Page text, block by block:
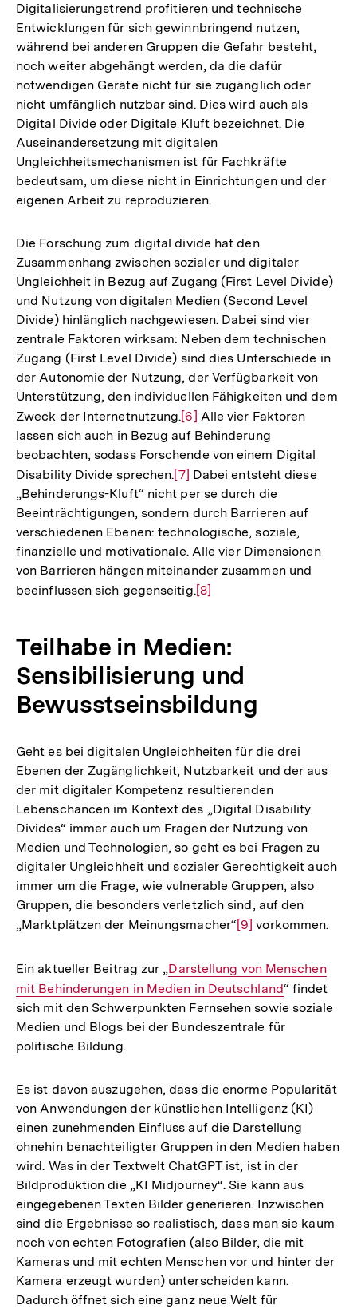
Digitalisierungstrend profitieren und technische
Entwicklungen für sich gewinnbringend nutzen,
während bei anderen Gruppen die Gefahr besteht,
noch weiter abgehängt werden, da die dafür
notwendigen Geräte nicht für sie zugänglich oder
nicht umfänglich nutzbar sind. Dies wird auch als
Digital Divide oder Digitale Kluft bezeichnet. Die
Auseinandersetzung mit digitalen
Ungleichheitsmechanismen ist für Fachkräfte
bedeutsam, um diese nicht in Einrichtungen und der
eigenen Arbeit zu reproduzieren.
Die Forschung zum digital divide hat den
Zusammenhang zwischen sozialer und digitaler
Ungleichheit in Bezug auf Zugang (First Level Divide)
und Nutzung von digitalen Medien (Second Level
Divide) hinlänglich nachgewiesen. Dabei sind vier
zentrale Faktoren wirksam: Neben dem technischen
Zugang (First Level Divide) sind dies Unterschiede in
der Autonomie der Nutzung, der Verfügbarkeit von
Unterstützung, den individuellen Fähigkeiten und dem
Zweck der Internetnutzung.Zur
Auflösung
der
Fußnote
[6] Alle vier Faktoren
lassen sich auch in Bezug auf Behinderung
beobachten, sodass Forschende von einem Digital
Disability Divide sprechen.Zur
Auflösung
der
Fußnote
[7] Dabei entsteht diese
„Behinderungs-Kluft“ nicht per se durch die
Beeinträchtigungen, sondern durch Barrieren auf
verschiedenen Ebenen: technologische, soziale,
finanzielle und motivationale. Alle vier Dimensionen
von Barrieren hängen miteinander zusammen und
beeinflussen sich gegenseitig.Zur
Fußnote
[8]
Teilhabe in Medien:
Sensibilisierung und
Bewusstseinsbildung
Geht es bei digitalen Ungleichheiten für die drei
Ebenen der Zugänglichkeit, Nutzbarkeit und der aus
der mit digitaler Kompetenz resultierenden
Lebenschancen im Kontext des „Digital Disability
Divides“ immer auch um Fragen der Nutzung von
Medien und Technologien, so geht es bei Fragen zu
digitaler Ungleichheit und sozialer Gerechtigkeit auch
immer um die Frage, wie vulnerable Gruppen, also
Gruppen, die besonders verletzlich sind, auf den
„Marktplätzen der Meinungsmacher“Zur
der
Fußnote
[9] vorkommen.
Ein aktueller Beitrag zur „Interner
Link:
Darstellung von Menschen
mit Behinderungen in Medien in Deutschland“ findet
sich mit den Schwerpunkten Fernsehen sowie soziale
Medien und Blogs bei der Bundeszentrale für
politische Bildung.
Es ist davon auszugehen, dass die enorme Popularität
von Anwendungen der künstlichen Intelligenz (KI)
einen zunehmenden Einfluss auf die Darstellung
ohnehin benachteiligter Gruppen in den Medien haben
wird. Was in der Textwelt ChatGPT ist, ist in der
Bildproduktion die „KI Midjourney“. Sie kann aus
eingegebenen Texten Bilder generieren. Inzwischen
sind die Ergebnisse so realistisch, dass man sie kaum
noch von echten Fotografien (also Bilder, die mit
Kameras und mit echten Menschen vor und hinter der
Kamera erzeugt wurden) unterscheiden kann.
Dadurch öffnet sich eine ganz neue Welt für